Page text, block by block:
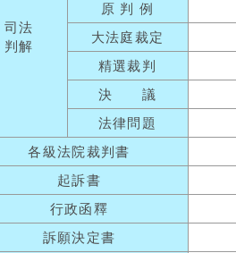
司法
判解
原 判 例
大法庭裁定
精選裁判
決 議
法律問題
各級法院裁判書
起訴書
行政函釋
訴願決定書